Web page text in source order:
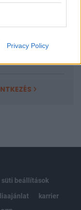
Privacy Policy
belüli
süti beállítások
karrier